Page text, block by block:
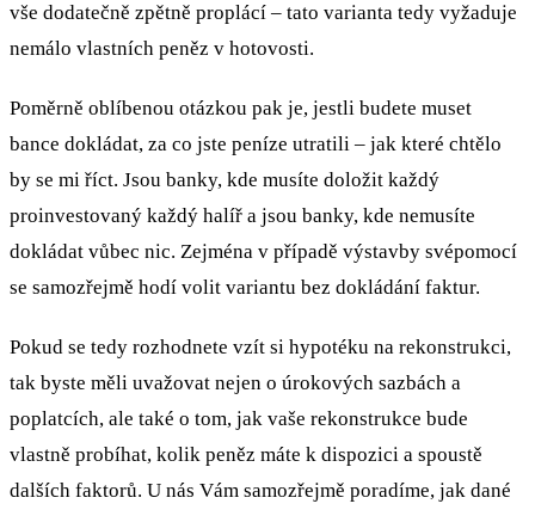
vše dodatečně zpětně proplácí – tato varianta tedy vyžaduje
nemálo vlastních peněz v hotovosti.
Poměrně oblíbenou otázkou pak je, jestli budete muset
bance dokládat, za co jste peníze utratili – jak které chtělo
by se mi říct. Jsou banky, kde musíte doložit každý
proinvestovaný každý halíř a jsou banky, kde nemusíte
dokládat vůbec nic. Zejména v případě výstavby svépomocí
se samozřejmě hodí volit variantu bez dokládání faktur.
Pokud se tedy rozhodnete vzít si hypotéku na rekonstrukci,
tak byste měli uvažovat nejen o úrokových sazbách a
poplatcích, ale také o tom, jak vaše rekonstrukce bude
vlastně probíhat, kolik peněz máte k dispozici a spoustě
dalších faktorů. U nás Vám samozřejmě poradíme, jak dané